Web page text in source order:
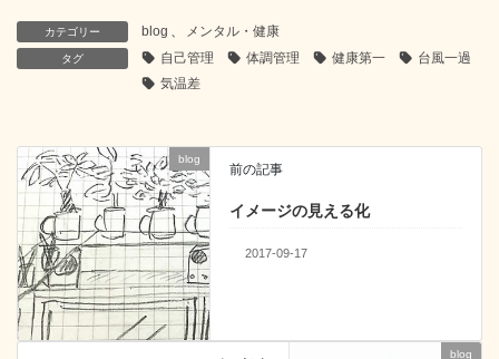
c
e
o
k
tt
er
e
n
a
e
k
e
カテゴリー blog 、 メンタル・健康
タグ 自己管理 体調管理 健康第一
台風一過
気温差
blog
前の記事
イメージの見える化
2017-09-17
blog